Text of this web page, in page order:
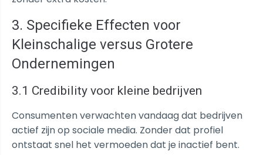
3. Specifieke Effecten voor
Kleinschalige versus Grotere
Ondernemingen
3.1 Credibility voor kleine bedrijven
Consumenten verwachten vandaag dat bedrijven
actief zijn op sociale media. Zonder dat profiel
ontstaat snel het vermoeden dat je inactief bent.